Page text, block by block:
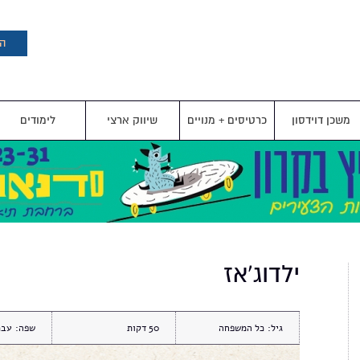
משכן דוידסון כרטיסים + מנויים שיווק ארצי לימודים
ילדוג'אז
גיל: כל המשפחה 50 שפה: